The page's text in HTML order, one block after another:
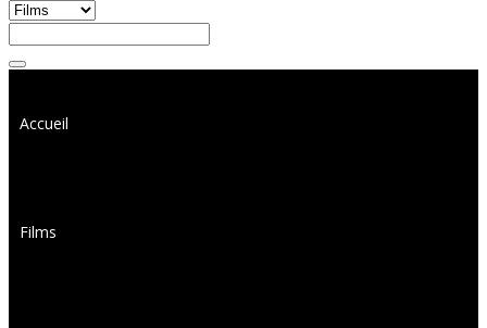
Accueil
Films